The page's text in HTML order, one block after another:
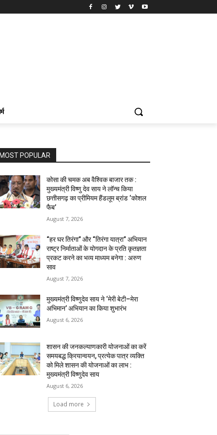
POPULAR
कोसा की चमक अब वैश्विक बाजार तक :
मुख्यमंत्री विष्णु देव साय ने लॉन्च किया
छत्तीसगढ़ का प्रीमियम हैंडलूम ब्रांड ‘कोशल
फैब’
August 7, 2026
“हर घर तिरंगा” और “तिरंगा यात्रा” अभियान
राष्ट्र निर्माताओं के योगदान के प्रति कृतज्ञता
प्रकट करने का भव्य माध्यम बनेगा : अरुण
साव
August 7, 2026
मुख्यमंत्री विष्णुदेव साय ने ‘मेरी बेटी–मेरा
अभिमान’ अभियान का किया शुभारंभ
August 6, 2026
शासन की जनकल्याणकारी योजनाओं का करें
समयबद्ध क्रियान्वयन, प्रत्येक पात्र व्यक्ति
को मिले शासन की योजनाओं का लाभ :
मुख्यमंत्री विष्णुदेव साय
August 6, 2026
Load more